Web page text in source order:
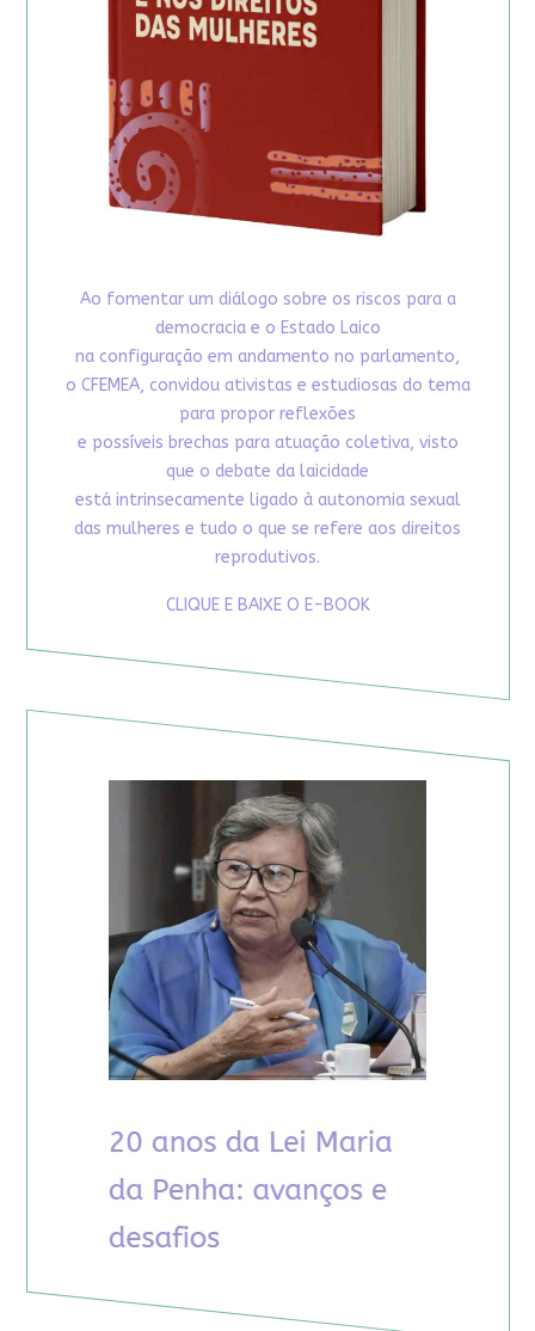
Ao fomentar um diálogo sobre os riscos para a
democracia e o Estado Laico
na configuração em andamento no parlamento,
o CFEMEA, convidou ativistas e estudiosas do tema
para propor reflexões
e possíveis brechas para atuação coletiva, visto
que o debate da laicidade
está intrinsecamente ligado à autonomia sexual
das mulheres e tudo o que se refere aos direitos
reprodutivos.
CLIQUE E BAIXE O E-BOOK